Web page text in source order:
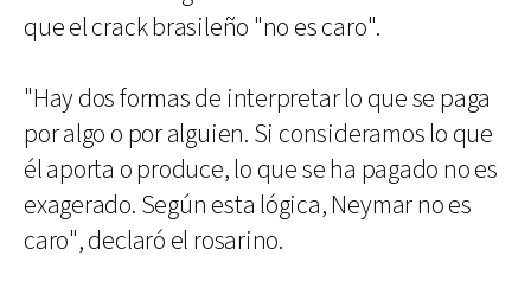
que el crack brasileño "no es caro".
"Hay dos formas de interpretar lo que se paga
por algo o por alguien. Si consideramos lo que
él aporta o produce, lo que se ha pagado no es
exagerado. Según esta lógica, Neymar no es
caro", declaró el rosarino.